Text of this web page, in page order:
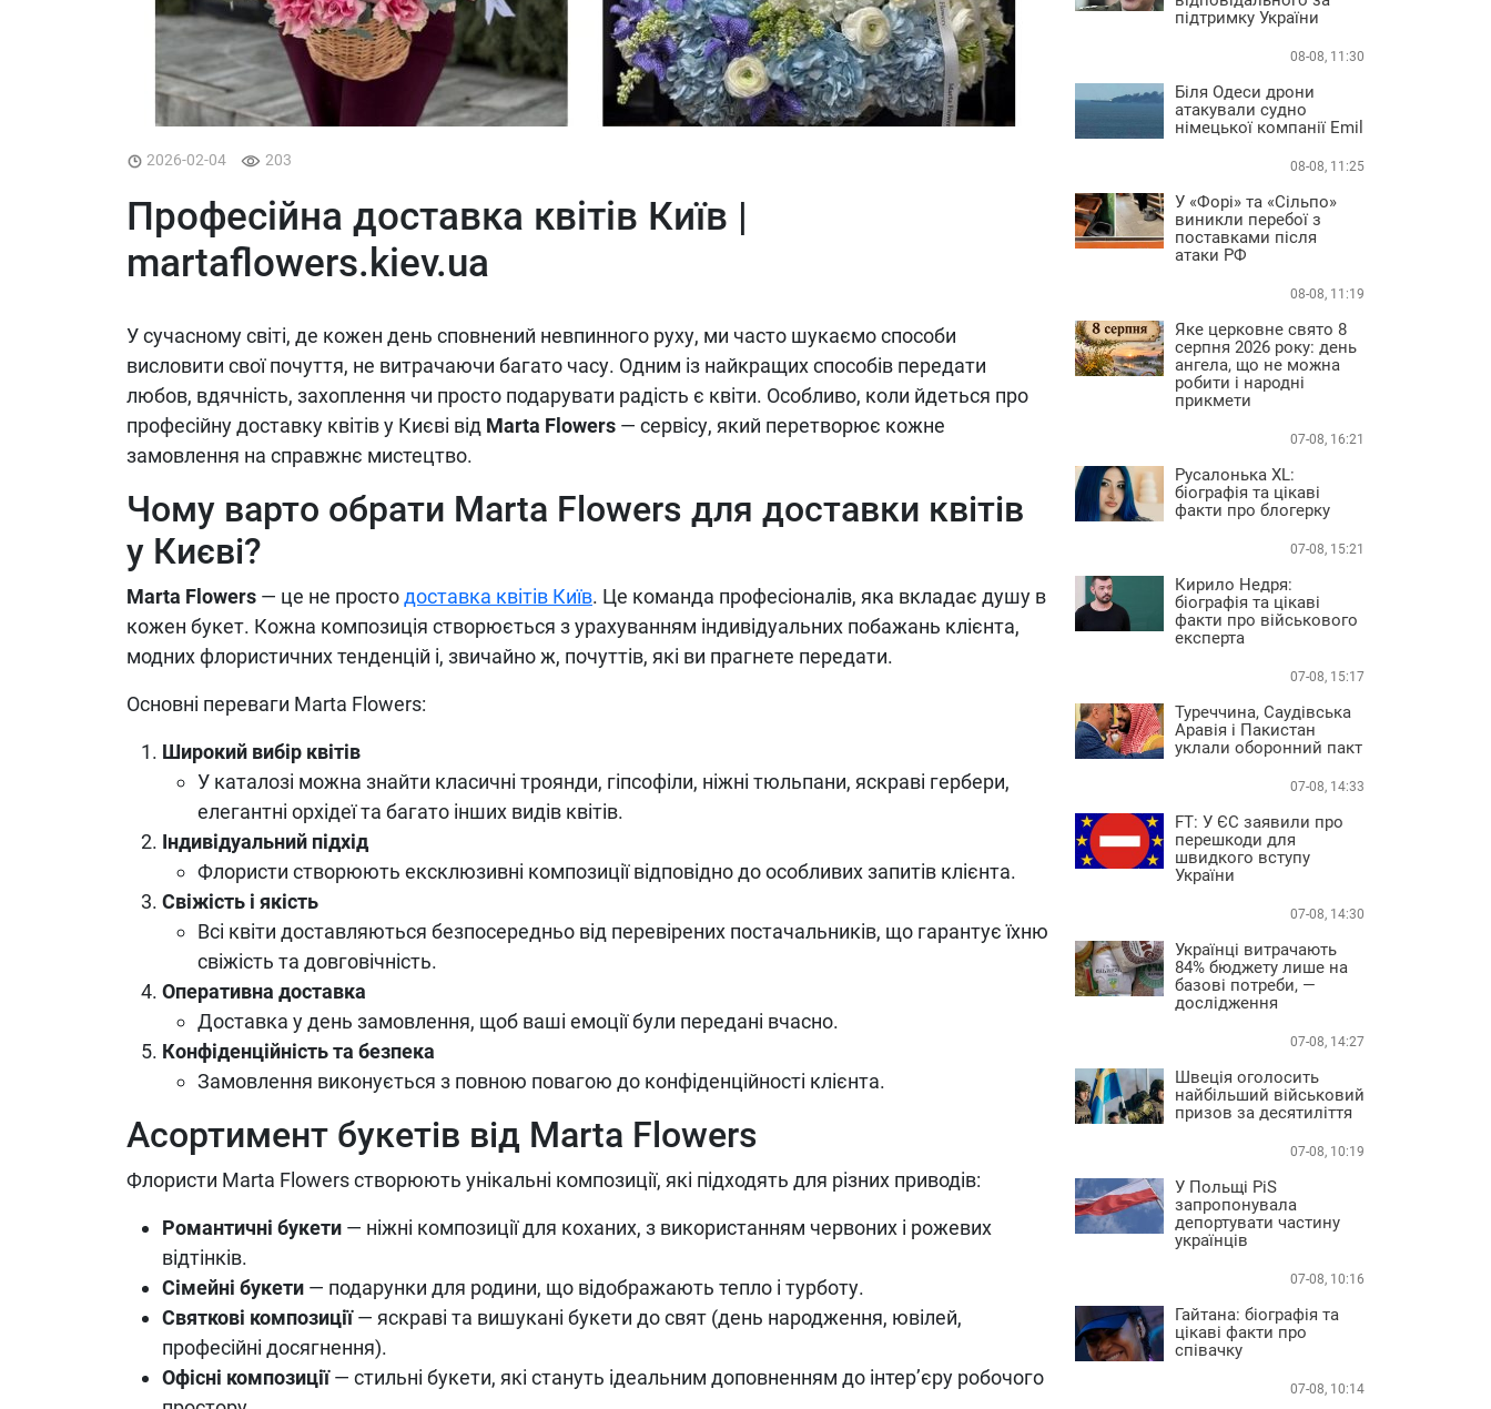
2026-02-04 203
Професійна доставка квітів Київ |
martaflowers.kiev.ua
У сучасному світі, де кожен день сповнений невпинного руху, ми часто шукаємо способи
висловити свої почуття, не витрачаючи багато часу. Одним із найкращих способів передати
любов, вдячність, захоплення чи просто подарувати радість є квіти. Особливо, коли йдеться про
професійну доставку квітів у Києві від Marta Flowers — сервісу, який перетворює кожне
замовлення на справжнє мистецтво.
Чому варто обрати Marta Flowers для доставки квітів
у Києві?
Marta Flowers — це не простодоставка квітів Київ. Це команда професіоналів, яка вкладає душу в
кожен букет. Кожна композиція створюється з урахуванням індивідуальних побажань клієнта,
модних флористичних тенденцій і, звичайно ж, почуттів, які ви прагнете передати.
Основні переваги Marta Flowers:
Широкий вибір квітів
У каталозі можна знайти класичні троянди, гіпсофіли, ніжні тюльпани, яскраві гербери,
елегантні орхідеї та багато інших видів квітів.
Індивідуальний підхід
Флористи створюють ексклюзивні композиції відповідно до особливих запитів клієнта.
Свіжість і якість
Всі квіти доставляються безпосередньо від перевірених постачальників, що гарантує їхню
свіжість та довговічність.
Оперативна доставка
Доставка у день замовлення, щоб ваші емоції були передані вчасно.
Конфіденційність та безпека
Замовлення виконується з повною повагою до конфіденційності клієнта.
Асортимент букетів від Marta Flowers
Флористи Marta Flowers створюють унікальні композиції, які підходять для різних приводів:
Романтичні букети — ніжні композиції для коханих, з використанням червоних і рожевих
відтінків.
Сімейні букети — подарунки для родини, що відображають тепло і турботу.
Святкові композиції— яскраві та вишукані букети до свят (день народження, ювілей,
професійні досягнення).
Офісні композиції— стильні букети, які стануть ідеальним доповненням до інтер’єру робочого
підтримку України
08-08, 11:30
Біля Одеси дрони
атакували судно
німецької компанії Emil
08-08, 11:25
У «Форі» та «Сільпо»
виникли перебої з
поставками після
атаки РФ
08-08, 11:19
Яке церковне свято 8
серпня 2026 року: день
ангела, що не можна
робити і народні
прикмети
07-08, 16:21
Русалонька XL:
біографія та цікаві
факти про блогерку
07-08, 15:21
Кирило Недря:
біографія та цікаві
факти про військового
експерта
07-08, 15:17
Туреччина, Саудівська
Аравія і Пакистан
уклали оборонний пакт
07-08, 14:33
FT: У ЄС заявили про
перешкоди для
швидкого вступу
України
07-08, 14:30
Українці витрачають
84% бюджету лише на
базові потреби, —
дослідження
07-08, 14:27
Швеція оголосить
найбільший військовий
призов за десятиліття
07-08, 10:19
У Польщі PiS
запропонувала
депортувати частину
українців
07-08, 10:16
Гайтана: біографія та
цікаві факти про
співачку
07-08, 10:14